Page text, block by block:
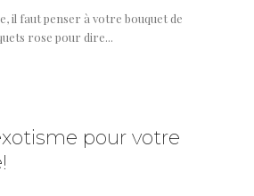
il faut penser à votre bouquet de
rose pour dire...
pour votre